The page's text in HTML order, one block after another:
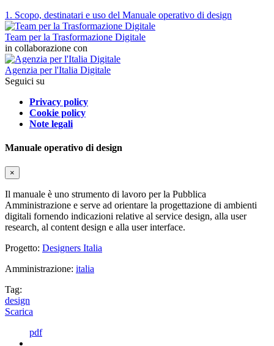
1. Scopo, destinatari e uso del Manuale operativo di design
Team per la Trasformazione Digitale
in collaborazione con
Agenzia per l'Italia Digitale
Seguici su
Privacy policy
Cookie policy
Note legali
Manuale operativo di design
×
Il manuale è uno strumento di lavoro per la Pubblica
Amministrazione e serve ad orientare la progettazione di ambienti
digitali fornendo indicazioni relative al service design, alla user
research, al content design e alla user interface.
Progetto: Designers Italia
Amministrazione: italia
Tag:
design
Scarica
pdf